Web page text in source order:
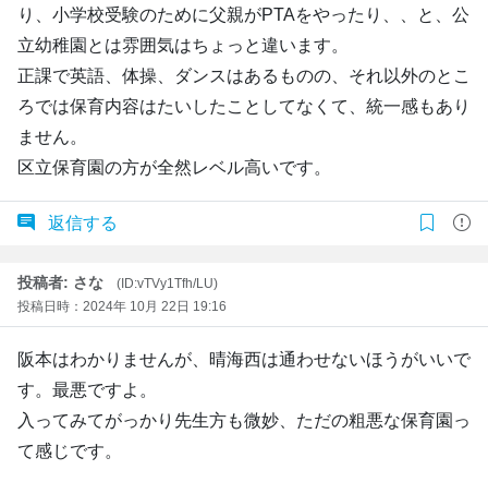
り、小学校受験のために父親がPTAをやったり、、と、公
立幼稚園とは雰囲気はちょっと違います。
正課で英語、体操、ダンスはあるものの、それ以外のとこ
ろでは保育内容はたいしたことしてなくて、統一感もあり
ません。
区立保育園の方が全然レベル高いです。
返信する
投稿者: さな
(ID:vTVy1Tfh/LU)
投稿日時：2024年 10月 22日 19:16
阪本はわかりませんが、晴海西は通わせないほうがいいで
す。最悪ですよ。
入ってみてがっかり先生方も微妙、ただの粗悪な保育園っ
て感じです。